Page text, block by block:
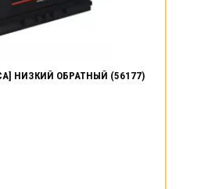
НИЗКИЙ ОБРАТНЫЙ (56177)